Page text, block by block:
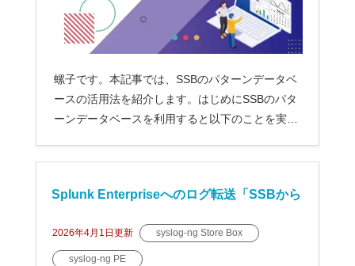
螺子です。本記事では、SSBのパターンデータベ
ースの活用法を紹介します。はじめにSSBのパタ
ーンデータベースを利用すると以下のことを実現
Splunk Enterpriseへのログ転送「SSBから
Splunk EnterpriseへHEC転送」
2026年4月1日 更新 syslog-ng Store Box
syslog-ng PE